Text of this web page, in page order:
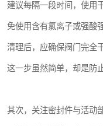
建议每隔一段时间，使用
免使用含有氯离子或强酸
清理后，应确保阀门完全
这一步虽然简单，却是防
其次，关注密封件与活动